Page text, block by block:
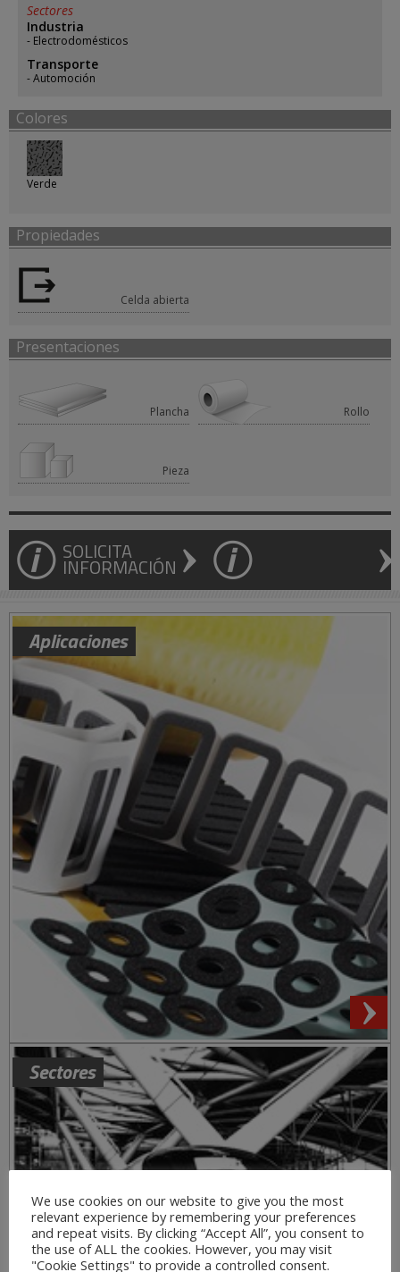
Sectores
Industria
Electrodomésticos
Transporte
Automoción
Colores
Verde
Propiedades
Celda abierta
Presentaciones
Plancha Rollo
Pieza
SOLICITA
INFORMACIÓN
Aplicaciones
Sectores
We use cookies on our website to give you the most
relevant experience by remembering your preferences
and repeat visits. By clicking “Accept All”, you consent to
the use of ALL the cookies. However, you may visit
"Cookie Settings" to provide a controlled consent.